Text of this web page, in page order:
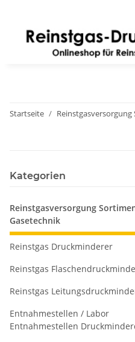
Startseite
Kategorien
Reinstgasversorgung
Gasetechnik
Reinstgas Druckminderer
Reinstgas
Reinstgas
Entnahmestellen / Labor
Entnahmestellen